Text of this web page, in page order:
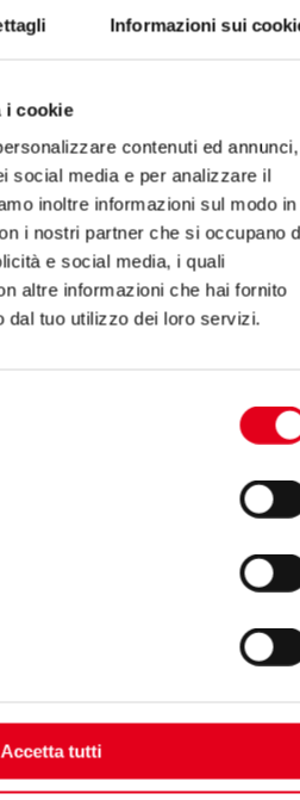
Informazioni sui
i cookie
contenuti ed annunci,
social media e per analizzare il
inoltre informazioni sul modo in
i nostri partner che si occupano
e social media, i quali
altre informazioni che hai fornito
dal tuo utilizzo dei loro servizi.
Accetta tutti